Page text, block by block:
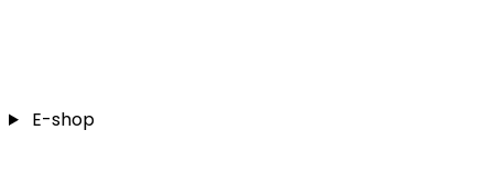
E-shop